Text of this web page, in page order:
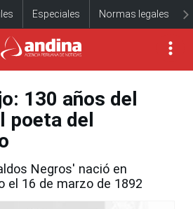
Especiales Normas legales
130 años del
poeta del
Negros' nació en
el 16 de marzo de 1892